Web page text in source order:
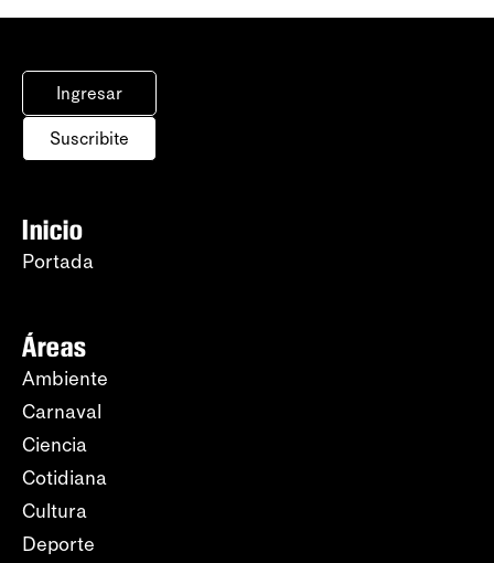
Ingresar
Suscribite
Inicio
Portada
Áreas
Ambiente
Carnaval
Ciencia
Cotidiana
Cultura
Deporte